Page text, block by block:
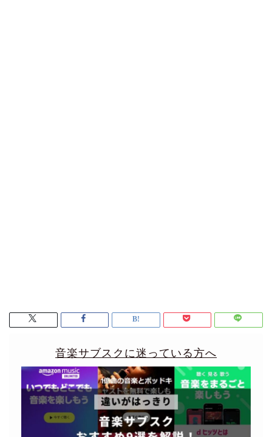
音楽サブスクに迷っている方へ